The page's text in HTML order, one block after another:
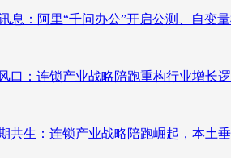
息：阿里“千问办公”开启公测、自变
口：连锁产业战略陪跑重构行业增
共生：连锁产业战略陪跑崛起，本土